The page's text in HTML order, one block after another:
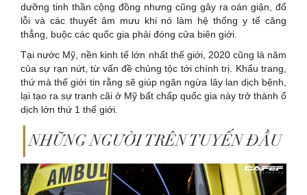
dưỡng tinh thần cộng đồng nhưng cũng gây ra oán giận, đổ
lỗi và các thuyết âm mưu khi nó làm hệ thống y tế căng
thẳng, buộc các quốc gia phải đóng cửa biên giới.
Tại nước Mỹ, nền kinh tế lớn nhất thế giới, 2020 cũng là năm
của sự rạn nứt, từ vấn đề chủng tộc tới chính trị. Khẩu trang,
thứ mà thế giới tin rằng sẽ giúp ngăn ngừa lây lan dịch bệnh,
lại tạo ra sự tranh cãi ở Mỹ bất chấp quốc gia này trở thành ổ
dịch lớn thứ 1 thế giới.